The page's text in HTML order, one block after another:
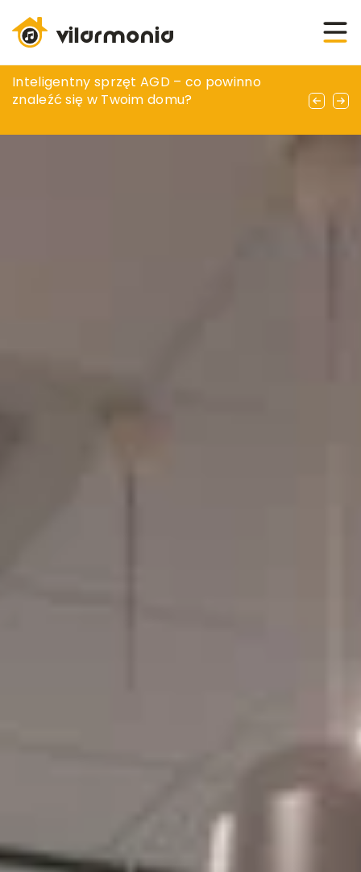
Jak wybrać odpowiedni kabel do instalacji
domowej – poradnik dla laików
Inteligentny sprzęt AGD – co powinno
znaleźć się w Twoim domu?
Nowoczesne technologie w systemach
nawadniania ogrodów: jak oszczędzać wodę